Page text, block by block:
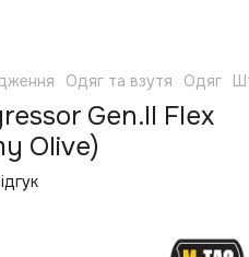
Одяг та взутя Одяг
Gen.II Flex
Olive)